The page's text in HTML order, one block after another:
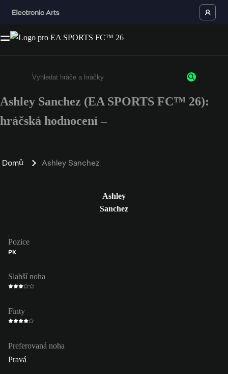
Enter a minimum of 3 characters or numbers
Ashley Sanchez (EA SPORTS FC™ 26):
hráčská hodnocení –
Domů Ashley Sanchez
Ashley
Sanchez
Pozice
PK
Slabší noha
Finty
Preferovaná noha
Pravá